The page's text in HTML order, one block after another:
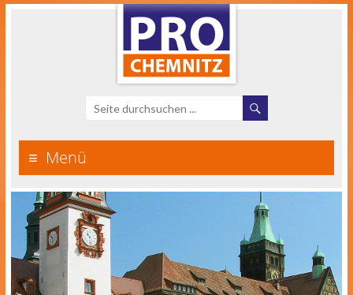
Menü